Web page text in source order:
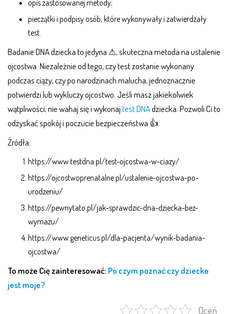
opis zastosowanej metody;
pieczątki i podpisy osób, które wykonywały i zatwierdzały
test.
Badanie DNA dziecka to jedyna ⚠, skuteczna metoda na ustalenie
ojcostwa. Niezależnie od tego, czy test zostanie wykonany
podczas ciąży, czy po narodzinach malucha, jednoznacznie
potwierdzi lub wykluczy ojcostwo. Jeśli masz jakiekolwiek
wątpliwości, nie wahaj się i wykonajtest DNAdziecka. Pozwoli Ci to
odzyskać spokój i poczucie bezpieczeństwa 👍.
Źródła:
https://www.testdna.pl/test-ojcostwa-w-ciazy/
https://ojcostwoprenatalne.pl/ustalenie-ojcostwa-po-
urodzeniu/
https://pewnytato.pl/jak-sprawdzic-dna-dziecka-bez-
wymazu/
https://www.geneticus.pl/dla-pacjenta/wynik-badania-
ojcostwa/
To może Cię zainteresować: Po czym poznać czy dziecko
jest moje?
Oceń